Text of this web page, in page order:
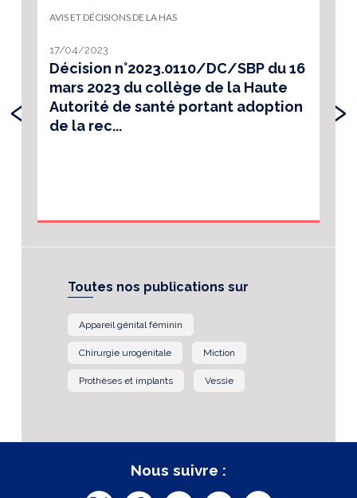
AVIS ET DÉCISIONS DE LA HAS
17/04/2023
Décision n°2023.0110/DC/SBP du 16
mars 2023 du collège de la Haute
Autorité de santé portant adoption
de la rec...
‹ ›
Toutes nos publications sur
Appareil génital féminin
Chirurgie urogénitale Miction
Prothèses et implants Vessie
Nous suivre :